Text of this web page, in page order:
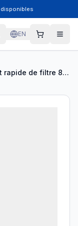
EN
Dazzle Nettoyant rapide de filtre 800ml DAZ05005